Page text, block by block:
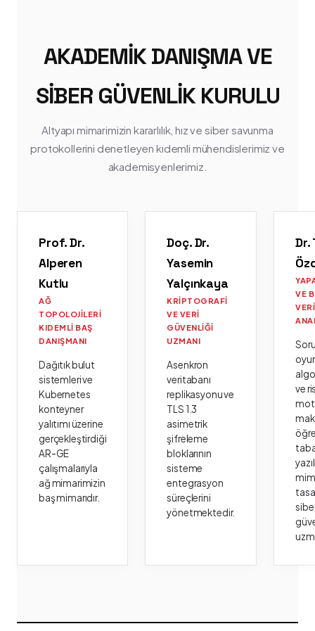
AKADEMIK DANIŞMA VE
SIBER GÜVENLIK KURULU
Altyapı mimarimizin kararlılık, hız ve siber savunma
protokollerini denetleyen kıdemli mühendislerimiz ve
akademisyenlerimiz.
Prof. Dr.
Alperen
Kutlu
AĞ
TOPOLOJILERI
KIDEMLI BAŞ
DANIŞMANI
Dağıtık bulut
sistemleri ve
Kubernetes
konteyner
yalıtımı üzerine
gerçekleştirdiği
AR-GE
çalışmalarıyla
ağ mimarimizin
baş mimarıdır.
Doç. Dr.
Yasemin
Yalçınkaya
KRIPTOGRAFI
VE VERI
GÜVENLIĞI
UZMANI
Asenkron
veritabanı
replikasyonu ve
TLS 1.3
asimetrik
şifreleme
bloklarının
sisteme
entegrasyon
süreçlerini
yönetmektedir.
Dr.
VE
VERI
ve